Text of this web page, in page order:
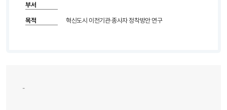
부서
목적 혁신도시 이전기관·종사자 정착방안 연구
-